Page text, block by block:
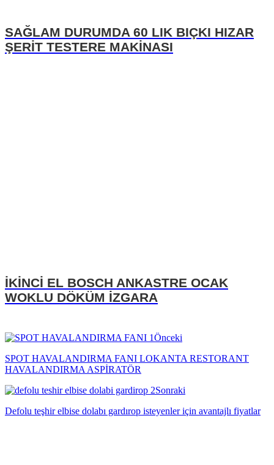
SAĞLAM DURUMDA 60 LIK BIÇKI HIZAR
ŞERİT TESTERE MAKİNASI
İKİNCİ EL BOSCH ANKASTRE OCAK
WOKLU DÖKÜM İZGARA
Önceki
SPOT HAVALANDIRMA FANI LOKANTA RESTORANT
HAVALANDIRMA ASPİRATÖR
Sonraki
Defolu teşhir elbise dolabı gardırop isteyenler için avantajlı fiyatlar